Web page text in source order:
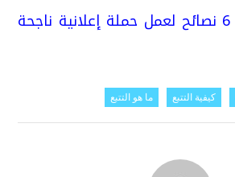
6 نصائح لعمل حملة إعلانية ناجحة
كيفية التتبع ما هو التتبع